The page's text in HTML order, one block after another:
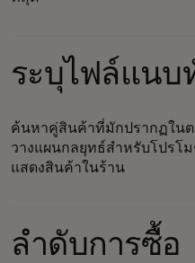
ระบุไฟล์แนบ
ค้นหาคู่สินค้าที่มักปรากฏในต
วางแผนกลยุทธ์สำหรับโปรโ
แสดงสินค้าในร้าน
ลำดับการซื้อ